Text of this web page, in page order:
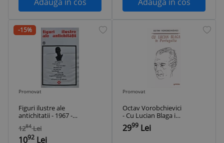
-15%
Promovat
Figuri ilustre ale
antichitatii - 1967 -
Octav Onicescu
(@B353)
1284 Lei
1092 Lei
Promovat
Octav Vorobchievici
- Cu Lucian Blaga in
Portugalia
2999 Lei